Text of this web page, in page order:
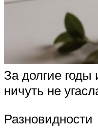
За долгие годы
ничуть не
Разновидности